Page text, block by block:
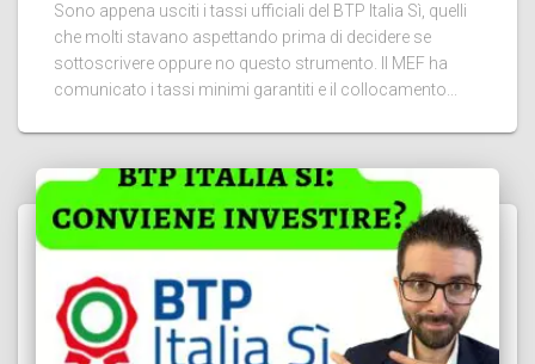
Sono appena usciti i tassi ufficiali del BTP Italia Sì, quelli
che molti stavano aspettando prima di decidere se
sottoscrivere oppure no questo strumento. Il MEF ha
comunicato i tassi minimi garantiti e il collocamento...